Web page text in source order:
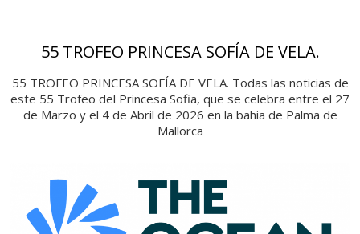
55 TROFEO PRINCESA SOFÍA DE VELA.
55 TROFEO PRINCESA SOFÍA DE VELA. Todas las noticias de
este 55 Trofeo del Princesa Sofia, que se celebra entre el 27
de Marzo y el 4 de Abril de 2026 en la bahia de Palma de
Mallorca